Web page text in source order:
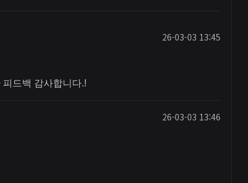
26-03-03 13:45
드백 감사합니다.!
26-03-03 13:46